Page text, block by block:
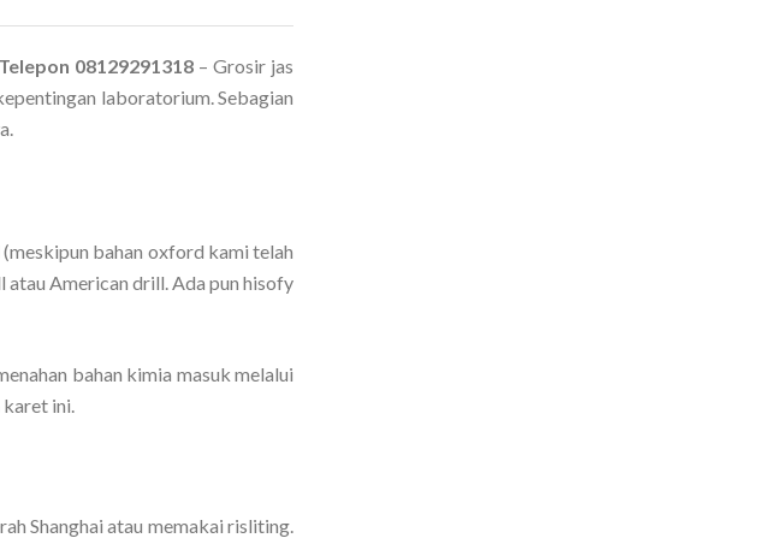
08129291318 – Grosir jas
laboratorium. Sebagian
bahan oxford kami telah
atau American drill. Ada pun hisofy
bahan kimia masuk melalui
karet ini.
Shanghai atau memakai risliting.